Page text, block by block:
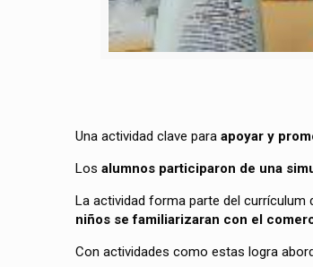
Una actividad clave para apoyar y
Los alumnos participaron de una
La actividad forma parte del currículum
niños se familiarizaran con el
Con actividades como estas logra